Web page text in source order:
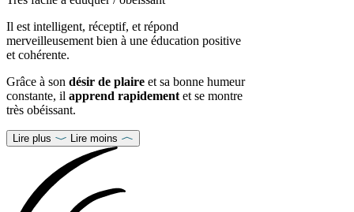
Il est intelligent, réceptif, et répond
merveilleusement bien à une éducation positive
et cohérente.
Grâce à son désir de plaire et sa bonne humeur
constante, il apprend rapidement et se montre
très obéissant.
Lire plus Lire moins